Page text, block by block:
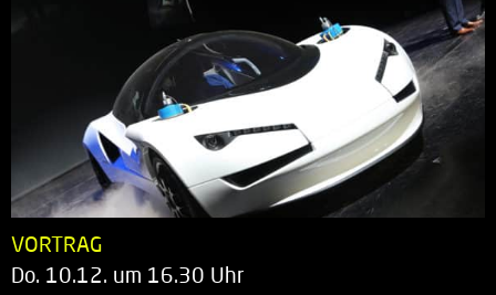
VORTRAG
Do. 10.12. um 16.30 Uhr